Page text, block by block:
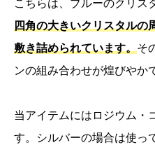
こちらは、ブルーのクリス
四角の大きいクリスタルの
敷き詰められています。 そ
ンの組み合わせが煌びやか
当アイテムにはロジウム・
す。シルバーの場合は使っ